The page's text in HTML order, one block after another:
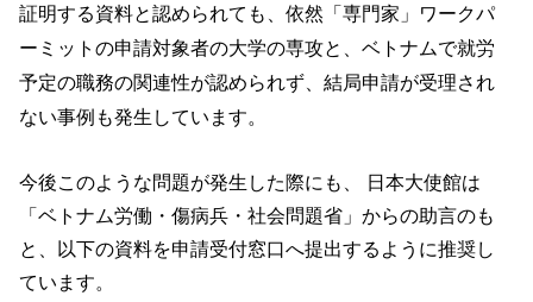
証明する資料と認められても、依然「専門家」ワークパ
ーミットの申請対象者の大学の専攻と、ベトナムで就労
予定の職務の関連性が認められず、結局申請が受理され
ない事例も発生しています。
今後このような問題が発生した際にも、 日本大使館は
「ベトナム労働・傷病兵・社会問題省」からの助言のも
と、以下の資料を申請受付窓口へ提出するように推奨し
ています。